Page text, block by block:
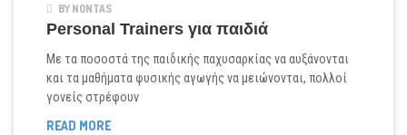
BY NONTAS
Personal Trainers για παιδιά
Με τα ποσοστά της παιδικής παχυσαρκίας να αυξάνονται
και τα μαθήματα φυσικής αγωγής να μειώνονται, πολλοί
γονείς στρέφουν
READ MOREPERSONAL